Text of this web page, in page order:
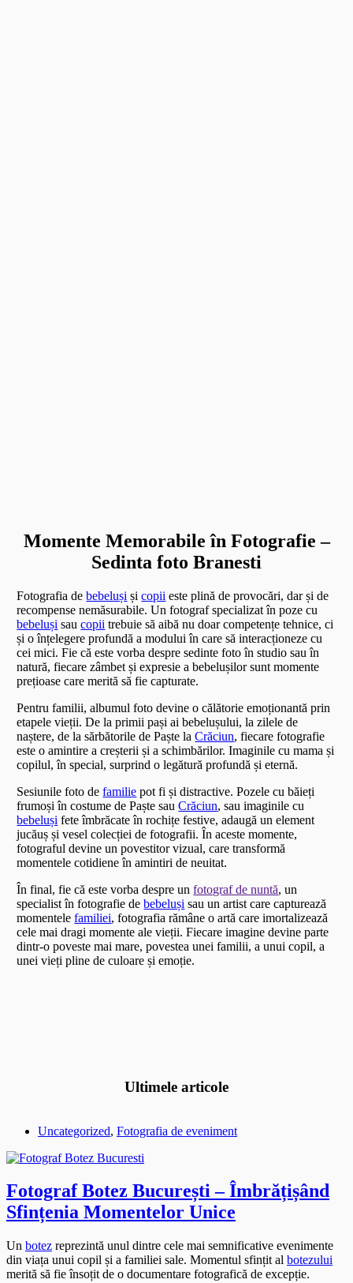
Momente Memorabile în Fotografie –
Sedinta foto Branesti
Fotografia debebeluși șicopii este plină de provocări, dar și de
recompense nemăsurabile. Un fotograf specializat în poze cu
bebeluși saucopii trebuie să aibă nu doar competențe tehnice, ci
și o înțelegere profundă a modului în care să interacționeze cu
cei mici. Fie că este vorba despre sedinte foto în studio sau în
natură, fiecare zâmbet și expresie a bebelușilor sunt momente
prețioase care merită să fie capturate.
Pentru familii, albumul foto devine o călătorie emoționantă prin
etapele vieții. De la primii pași ai bebelușului, la zilele de
naștere, de la sărbătorile de Paște laCrăciun, fiecare fotografie
este o amintire a creșterii și a schimbărilor. Imaginile cu mama și
copilul, în special, surprind o legătură profundă și eternă.
Sesiunile foto defamilie pot fi și distractive. Pozele cu băieți
frumoși în costume de Paște sauCrăciun, sau imaginile cu
bebeluși fete îmbrăcate în rochițe festive, adaugă un element
jucăuș și vesel colecției de fotografii. În aceste momente,
fotograful devine un povestitor vizual, care transformă
momentele cotidiene în amintiri de neuitat.
În final, fie că este vorba despre unfotograf de nuntă, un
specialist în fotografie debebeluși sau un artist care capturează
momentelefamiliei, fotografia rămâne o artă care imortalizează
cele mai dragi momente ale vieții. Fiecare imagine devine parte
dintr-o poveste mai mare, povestea unei familii, a unui copil, a
unei vieți pline de culoare și emoție.
Ultimele articole
Uncategorized, Fotografia de eveniment
Fotograf Botez București – Îmbrățișând
Sfințenia Momentelor Unice
Un botez reprezintă unul dintre cele mai semnificative evenimente
din viața unui copil și a familiei sale. Momentul sfințit al botezului
merită să fie însoțit de o documentare fotografică de excepție.